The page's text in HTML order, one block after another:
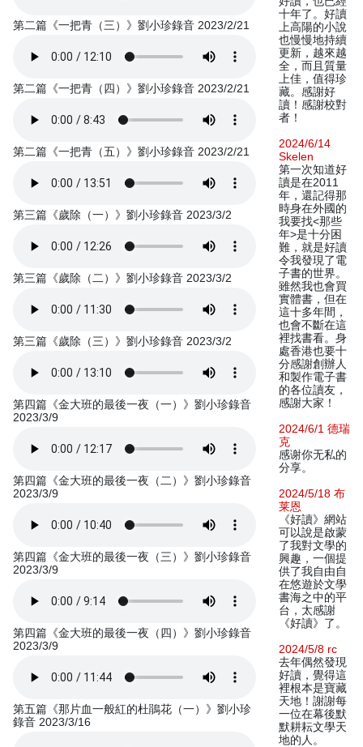
第二篇《一把青（三）》劉小珍錄音 2023/2/21
第二篇《一把青（四）》劉小珍錄音 2023/2/21
第二篇《一把青（五）》劉小珍錄音 2023/2/21
第三篇《歲除（一）》劉小珍錄音 2023/3/2
第三篇《歲除（二）》劉小珍錄音 2023/3/2
第三篇《歲除（三）》劉小珍錄音 2023/3/2
第四篇《金大班的最後一夜（一）》劉小珍錄音
2023/3/9
第四篇《金大班的最後一夜（二）》劉小珍錄音
2023/3/9
第四篇《金大班的最後一夜（三）》劉小珍錄音
2023/3/9
第四篇《金大班的最後一夜（四）》劉小珍錄音
2023/3/9
第五篇《那片血一般紅的杜鵑花（一）》劉小珍
錄音 2023/3/16
十年了。好讀
上高陽的小說
也慢慢地持續
更新，越來越
全，而且質量
上佳，值得珍
藏。感謝好
讀！感謝校對
者！
2024/6/14
Skelen
第一次知道好
讀是在2011
年，還記得那
時身在外國的
我要找<那些
年>是十分困
難，就是好讀
令我發現了電
子書的世界。
雖然我也會買
實體書，但在
這十多年間，
也會不斷在這
裡找書看。身
處香港也要十
分感謝創辦人
和製作電子書
的各位讀友，
感謝大家！
2024/6/1 德瑞
克
感谢你无私的
分享。
2024/5/18 布
莱恩
《好讀》網站
可以說是啟蒙
了我對文學的
興趣，一個提
供了我自由自
在悠遊於文學
書海之中的平
台，太感謝
《好讀》了。
2024/5/8 rc
去年偶然發現
好讀，覺得這
裡根本是寶藏
天地！謝謝每
一位在幕後默
默耕耘文學天
地的人。